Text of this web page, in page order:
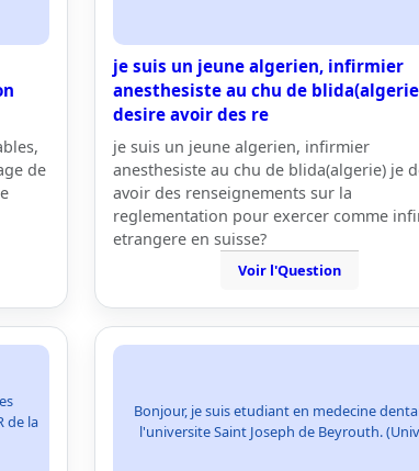
de
je suis un jeune algerien, infirmier
anesthesiste au chu de
desire avoir des re
je suis un jeune algerien, infirmier
anesthesiste au chu de blida(algerie) je
avoir des renseignements sur la
reglementation pour exercer comme
etrangere en suisse?
Voir l'Question
de la
Bonjour, je suis etudiant en medecine
l'universite Saint Joseph de Beyrouth.